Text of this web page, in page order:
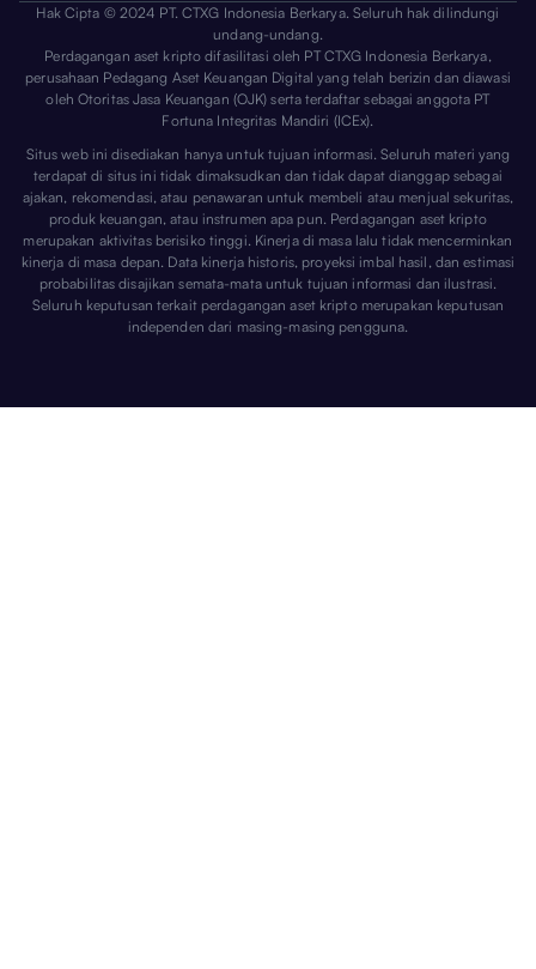
Hak Cipta © 2024 PT. CTXG Indonesia Berkarya. Seluruh hak dilindungi
undang-undang.
Perdagangan aset kripto difasilitasi oleh PT CTXG Indonesia Berkarya,
perusahaan Pedagang Aset Keuangan Digital yang telah berizin dan diawasi
oleh Otoritas Jasa Keuangan (OJK) serta terdaftar sebagai anggota PT
Fortuna Integritas Mandiri (ICEx).
Situs web ini disediakan hanya untuk tujuan informasi. Seluruh materi yang
terdapat di situs ini tidak dimaksudkan dan tidak dapat dianggap sebagai
ajakan, rekomendasi, atau penawaran untuk membeli atau menjual sekuritas,
produk keuangan, atau instrumen apa pun. Perdagangan aset kripto
merupakan aktivitas berisiko tinggi. Kinerja di masa lalu tidak mencerminkan
kinerja di masa depan. Data kinerja historis, proyeksi imbal hasil, dan estimasi
probabilitas disajikan semata-mata untuk tujuan informasi dan ilustrasi.
Seluruh keputusan terkait perdagangan aset kripto merupakan keputusan
independen dari masing-masing pengguna.